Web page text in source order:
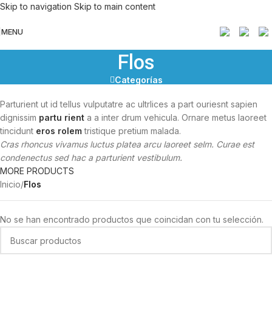
Skip to navigation Skip to main content
MENU
Flos
Categorías
Parturient ut id tellus vulputatre ac ultrlices a part ouriesnt sapien
dignissim partu rient a a inter drum vehicula. Ornare metus laoreet
tincidunt eros rolemtristique pretium malada.
Cras rhoncus vivamus luctus platea arcu laoreet selm. Curae est
condenectus sed hac a parturient vestibulum.
MORE PRODUCTS
Inicio/Flos
No se han encontrado productos que coincidan con tu selección.